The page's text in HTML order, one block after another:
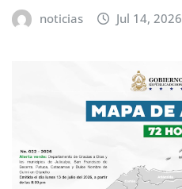
noticias Jul 14, 2026